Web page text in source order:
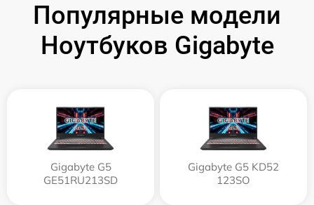
Популярные модели
Ноутбуков Gigabyte
Gigabyte G5
GE51RU213SD
Gigabyte G5 KD52
123SO